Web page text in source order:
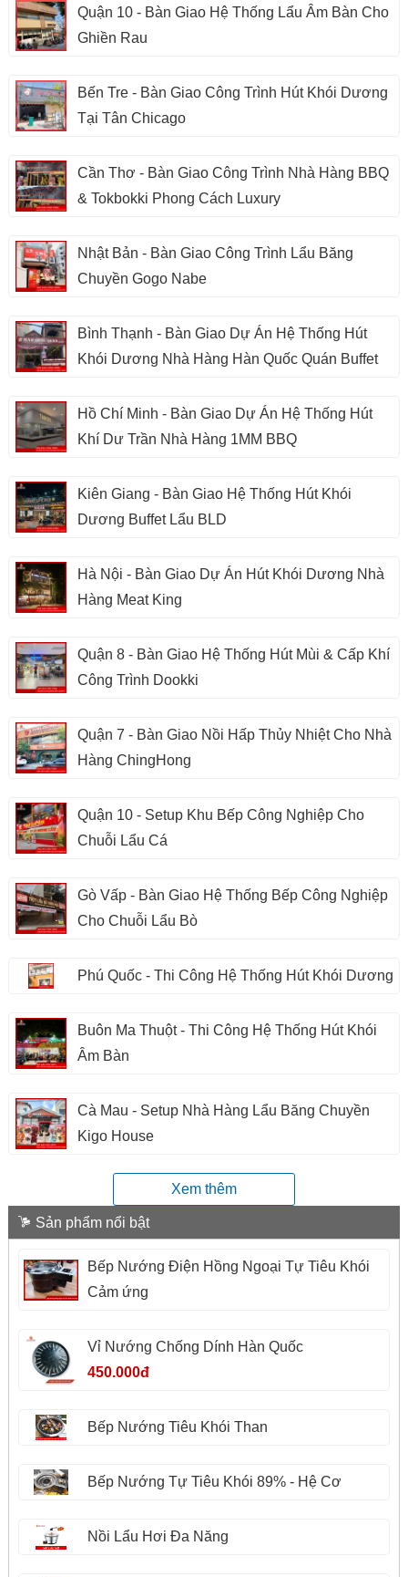
Quận 10 - Bàn Giao Hệ Thống Lẩu Âm Bàn Cho
Ghiền Rau
Bến Tre - Bàn Giao Công Trình Hút Khói Dương
Tại Tân Chicago
Cần Thơ - Bàn Giao Công Trình Nhà Hàng BBQ
& Tokbokki Phong Cách Luxury
Nhật Bản - Bàn Giao Công Trình Lẩu Băng
Chuyền Gogo Nabe
Bình Thạnh - Bàn Giao Dự Án Hệ Thống Hút
Khói Dương Nhà Hàng Hàn Quốc Quán Buffet
Hồ Chí Minh - Bàn Giao Dự Án Hệ Thống Hút
Khí Dư Trần Nhà Hàng 1MM BBQ
Kiên Giang - Bàn Giao Hệ Thống Hút Khói
Dương Buffet Lẩu BLD
Hà Nội - Bàn Giao Dự Án Hút Khói Dương Nhà
Hàng Meat King
Quận 8 - Bàn Giao Hệ Thống Hút Mùi & Cấp Khí
Công Trình Dookki
Quận 7 - Bàn Giao Nồi Hấp Thủy Nhiệt Cho Nhà
Hàng ChingHong
Quận 10 - Setup Khu Bếp Công Nghiệp Cho
Chuỗi Lẩu Cá
Gò Vấp - Bàn Giao Hệ Thống Bếp Công Nghiệp
Cho Chuỗi Lẩu Bò
Phú Quốc - Thi Công Hệ Thống Hút Khói Dương
Buôn Ma Thuột - Thi Công Hệ Thống Hút Khói
Âm Bàn
Cà Mau - Setup Nhà Hàng Lẩu Băng Chuyền
Kigo House
Xem thêm
Sản phẩm nổi bật
Bếp Nướng Điện Hồng Ngoại Tự Tiêu Khói
Cảm ứng
Vỉ Nướng Chống Dính Hàn Quốc
450.000đ
Bếp Nướng Tiêu Khói Than
Bếp Nướng Tự Tiêu Khói 89% - Hệ Cơ
Nồi Lẩu Hơi Đa Năng